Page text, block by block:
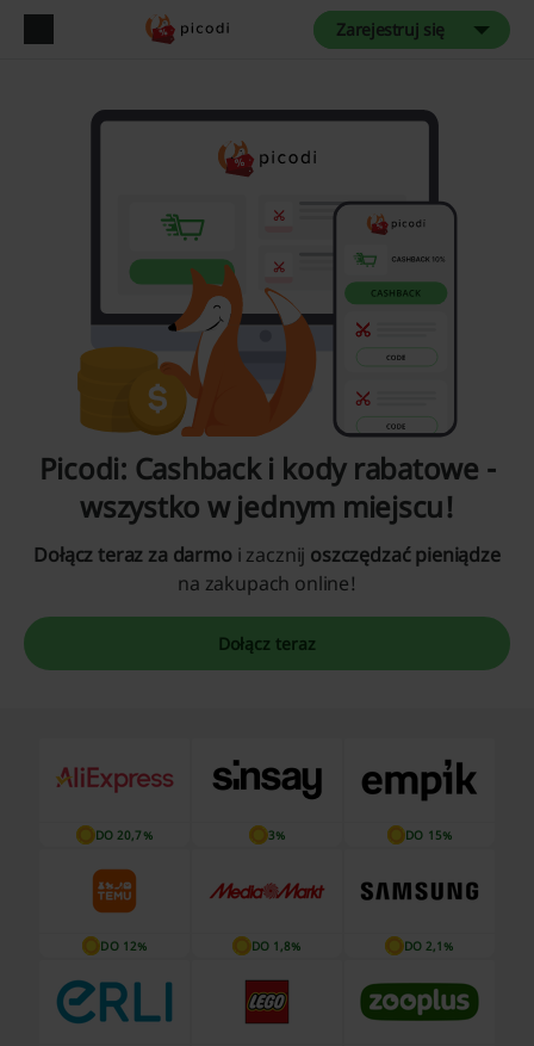
Zarejestruj się
Picodi: Cashback i kody rabatowe -
wszystko w jednym miejscu!
Dołącz teraz za darmo i zacznij oszczędzać pieniądze
na zakupach online!
Dołącz teraz
DO 20,7% 3% DO 15%
DO 12% DO 1,8% DO 2,1%